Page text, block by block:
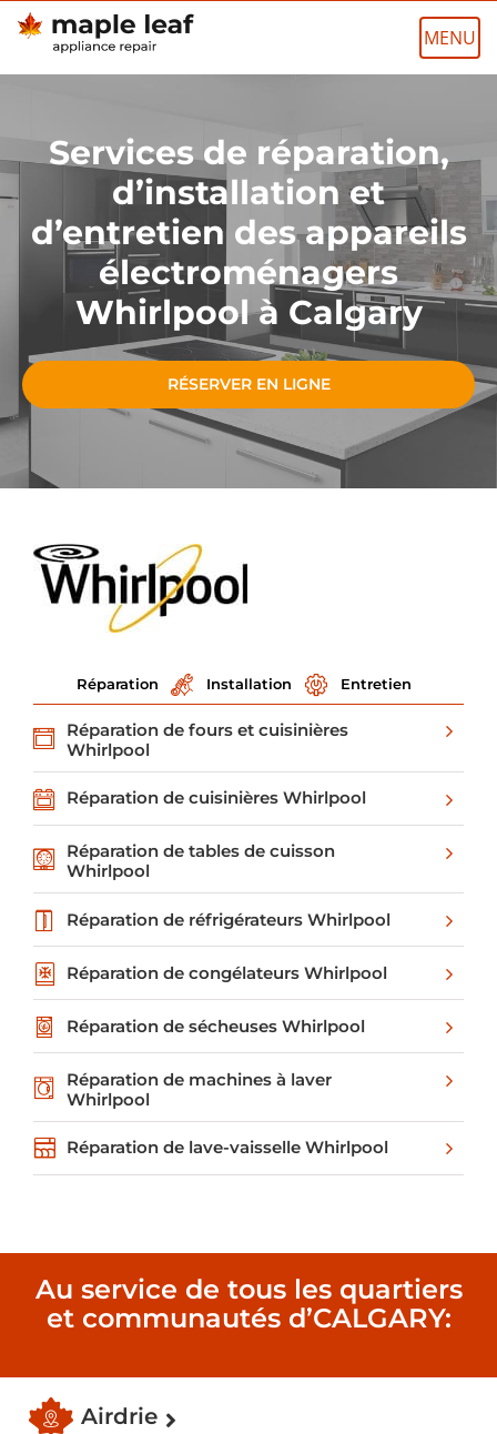
Skip
Services de réparation,
d’installation et
d’entretien des appareils
électroménagers
Whirlpool à Calgary
RÉSERVER EN LIGNE
Réparation Installation Entretien
Réparation de fours et cuisinières
Whirlpool
Réparation de cuisinières Whirlpool
Réparation de tables de cuisson
Whirlpool
Réparation de réfrigérateurs Whirlpool
Réparation de congélateurs Whirlpool
Réparation de sécheuses Whirlpool
Réparation de machines à laver
Whirlpool
Réparation de lave-vaisselle Whirlpool
Au service de tous les quartiers
et communautés d’CALGARY:
Airdrie